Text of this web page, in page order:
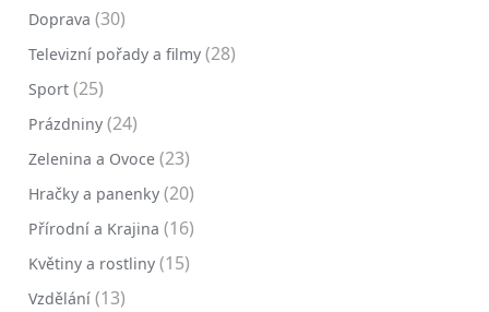
Doprava (30)
Televizní pořady a filmy (28)
Sport (25)
Prázdniny (24)
Zelenina a Ovoce (23)
Hračky a panenky (20)
Přírodní a Krajina (16)
Květiny a rostliny (15)
Vzdělání (13)